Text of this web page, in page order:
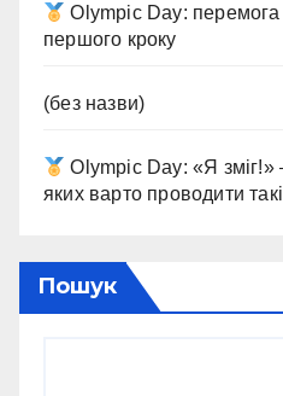
Olympic Day: перемога
першого кроку
(без назви)
Olympic Day: «Я зміг!»
яких варто проводити
Пошук